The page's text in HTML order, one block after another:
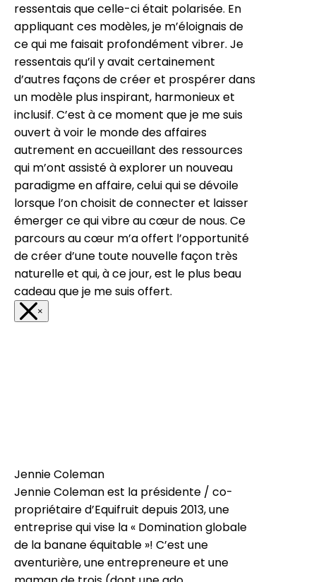
ressentais que celle-ci était polarisée. En
appliquant ces modèles, je m’éloignais de
ce qui me faisait profondément vibrer. Je
ressentais qu’il y avait certainement
d’autres façons de créer et prospérer dans
un modèle plus inspirant, harmonieux et
inclusif. C’est à ce moment que je me suis
ouvert à voir le monde des affaires
autrement en accueillant des ressources
qui m’ont assisté à explorer un nouveau
paradigme en affaire, celui qui se dévoile
lorsque l’on choisit de connecter et laisser
émerger ce qui vibre au cœur de nous. Ce
parcours au cœur m’a offert l’opportunité
de créer d’une toute nouvelle façon très
naturelle et qui, à ce jour, est le plus beau
cadeau que je me suis offert.
×
Jennie Coleman
Jennie Coleman est la présidente / co-
propriétaire d’Equifruit depuis 2013, une
entreprise qui vise la « Domination globale
de la banane équitable »! C’est une
aventurière, une entrepreneure et une